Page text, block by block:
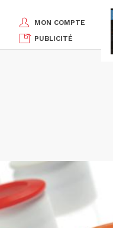
MON COMPTE
PUBLICITÉ